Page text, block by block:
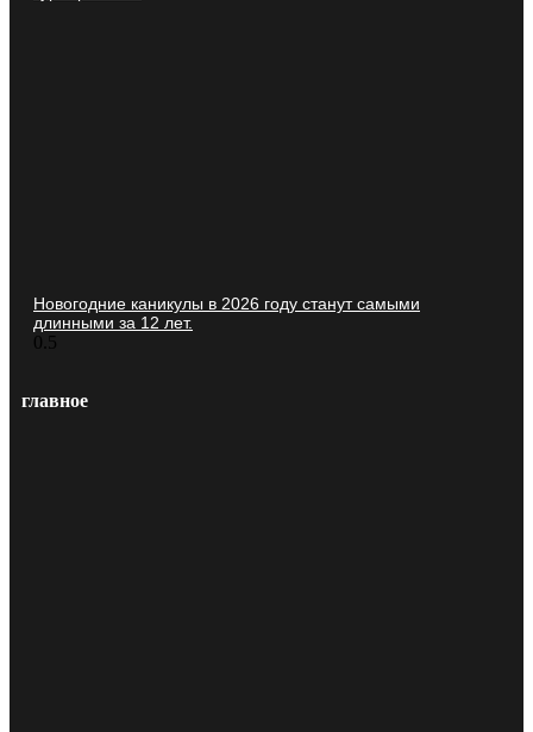
Новогодние каникулы в 2026 году станут самыми
длинными за 12 лет.
главное